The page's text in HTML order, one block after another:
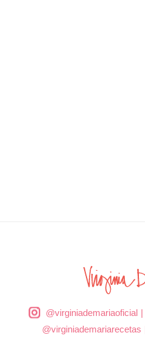
@virginiademariaoficial|
@virginiademariarecetas